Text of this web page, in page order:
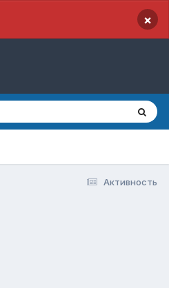
×
Активность